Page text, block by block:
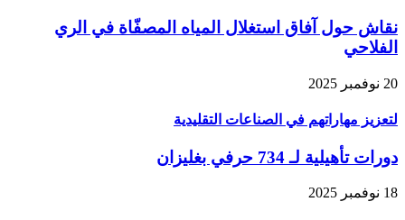
نقاش حول آفاق استغلال المياه المصفّاة في الري
الفلاحي
20 نوفمبر 2025
لتعزيز مهاراتهم في الصناعات التقليدية
دورات تأهيلية لـ 734 حرفي بغليزان
18 نوفمبر 2025